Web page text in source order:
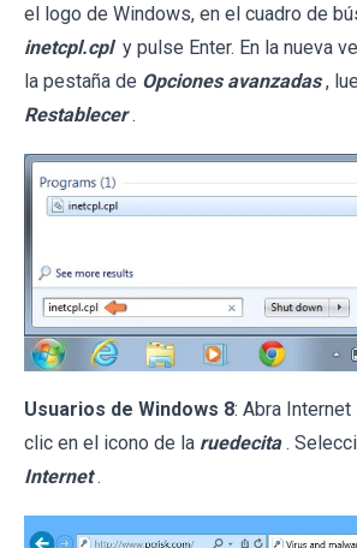
el logo de Windows, en el cuadro de
inetcpl.cpl y pulse Enter. En la nueva
la pestaña de Opciones avanzadas ,
Restablecer .
Usuarios de Windows 8: Abra
clic en el icono de la ruedecita .
Internet .